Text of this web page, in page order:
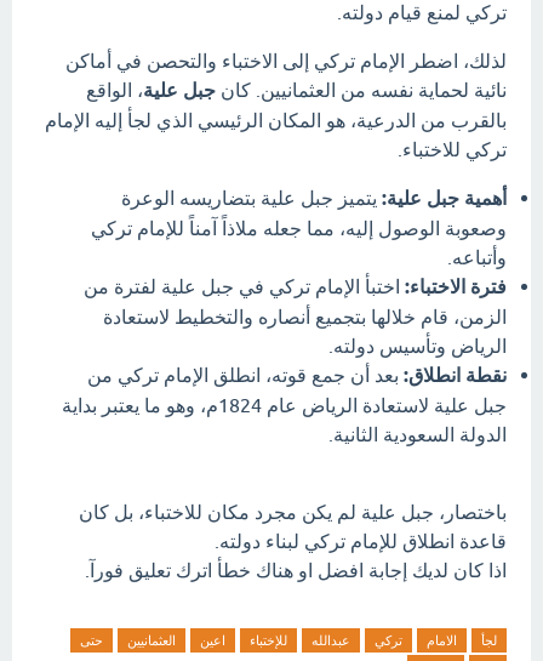
تركي لمنع قيام دولته.
لذلك، اضطر الإمام تركي إلى الاختباء والتحصن في أماكن
نائية لحماية نفسه من العثمانيين. كان جبل علية، الواقع
بالقرب من الدرعية، هو المكان الرئيسي الذي لجأ إليه الإمام
تركي للاختباء.
أهمية جبل علية: يتميز جبل علية بتضاريسه الوعرة
وصعوبة الوصول إليه، مما جعله ملاذاً آمناً للإمام تركي
وأتباعه.
فترة الاختباء: اختبأ الإمام تركي في جبل علية لفترة من
الزمن، قام خلالها بتجميع أنصاره والتخطيط لاستعادة
الرياض وتأسيس دولته.
نقطة انطلاق: بعد أن جمع قوته، انطلق الإمام تركي من
جبل علية لاستعادة الرياض عام 1824م، وهو ما يعتبر بداية
الدولة السعودية الثانية.
باختصار، جبل علية لم يكن مجرد مكان للاختباء، بل كان
قاعدة انطلاق للإمام تركي لبناء دولته.
اذا كان لديك إجابة افضل او هناك خطأ اترك تعليق فورآ.
لجأ الامام تركي عبدالله للإختباء اعين العثمانيين
حتى